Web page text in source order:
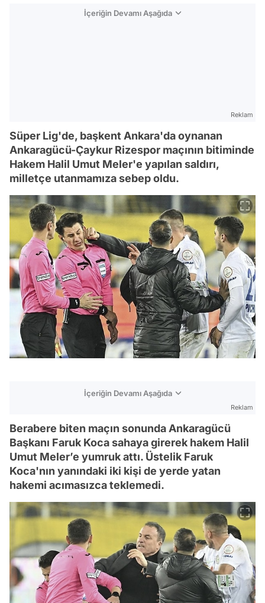
İçeriğin Devamı Aşağıda
Reklam
Süper Lig'de, başkent Ankara'da oynanan
Ankaragücü-Çaykur Rizespor maçının bitiminde
Hakem Halil Umut Meler'e yapılan saldırı,
milletçe utanmamıza sebep oldu.
İçeriğin Devamı Aşağıda
Reklam
Berabere biten maçın sonunda Ankaragücü
Başkanı Faruk Koca sahaya girerek hakem Halil
Umut Meler’e yumruk attı. Üstelik Faruk
Koca'nın yanındaki iki kişi de yerde yatan
hakemi acımasızca teklemedi.